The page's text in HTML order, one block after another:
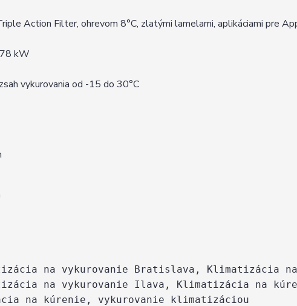
Action Filter, ohrevom 8°C, zlatými lamelami, aplikáciami pre
kW
vykurovania od -15 do 30°C
na vykurovanie Bratislava, Klimatizácia
na vykurovanie Ilava, Klimatizácia na
na kúrenie, vykurovanie klimatizáciou